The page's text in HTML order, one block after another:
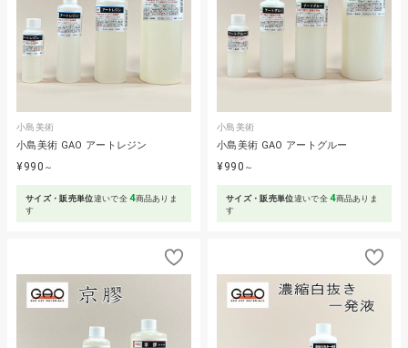
小島美術
小島美術 GAO アートレジン
¥990 ～
サイズ・販売単位違いで全4商品ありま
す
小島美術
小島美術 GAO アートグルー
¥990 ～
サイズ・販売単位違いで全4商品ありま
す